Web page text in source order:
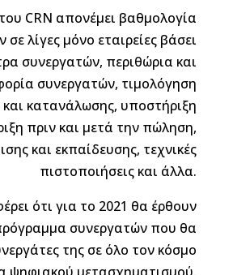
CRN απονέμει βαθμολογία
λίγες μόνο εταιρείες βάσει
συνεργατών, περιθώρια και
συνεργατών, τιμολόγηση
κατανάλωσης, υποστήριξη
πριν και μετά την πώληση,
και εκπαίδευσης, τεχνικές
πιστοποιήσεις και άλλα.
ότι για το 2021 θα έρθουν
συνεργατών που θα
της σε όλο τον κόσμο